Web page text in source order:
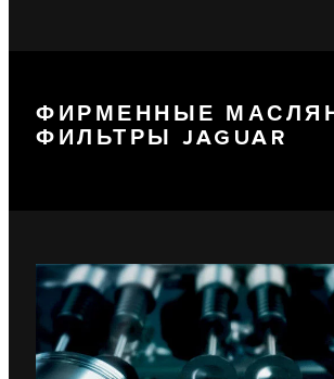
ФИРМЕННЫЕ
ФИЛЬТРЫ JAGUAR